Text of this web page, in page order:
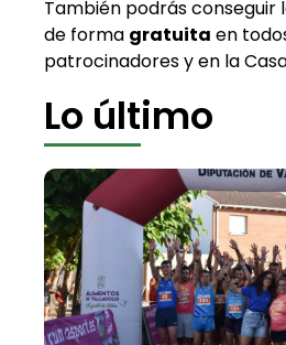
También podrás conseguir
de forma gratuita en
patrocinadores y en la
Lo último